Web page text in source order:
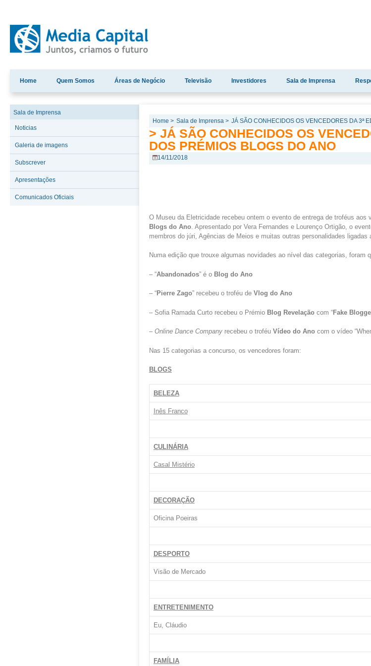
Home Quem Somos Áreas de Negócio Televisão Investidores Sala de Imprensa
Sala de Imprensa
Noticias
Galeria de imagens
Subscrever
Apresentações
Comunicados Oficiais
Home > Sala de Imprensa > JÁ SÃO CONHECIDOS OS VENCEDORES DA 3ª
> JÁ SÃO CONHECIDOS OS
DOS PRÉMIOS BLOGS DO ANO
14/11/2018
O Museu da Eletricidade recebeu ontem o evento de entrega de troféus aos
Blogs do Ano. Apresentado por Vera Fernandes e Lourenço Ortigão, o
membros do júri, Agências de Meios e muitas outras personalidades ligadas
Numa edição que trouxe algumas novidades ao nível das categorias, foram
– “Abandonados” é o Blog do Ano
– “Pierre Zago” recebeu o troféu de Vlog do Ano
– Sofia Ramada Curto recebeu o Prémio Blog Revelaçãocom “Fake
– Online Dance Companyrecebeu o troféu Vídeo do Anocom o vídeo
Nas 15 categorias a concurso, os vencedores foram:
BLOGS
BELEZA
Inês Franco
CULINÁRIA
Casal Mistério
DECORAÇÃO
Oficina Poeiras
DESPORTO
Visão de Mercado
ENTRETENIMENTO
Eu, Cláudio
FAMÍLIA